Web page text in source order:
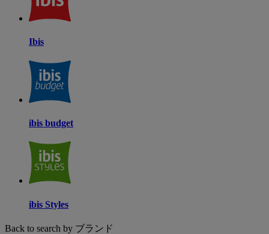
Ibis
ibis budget
ibis Styles
Back to search by ブランド